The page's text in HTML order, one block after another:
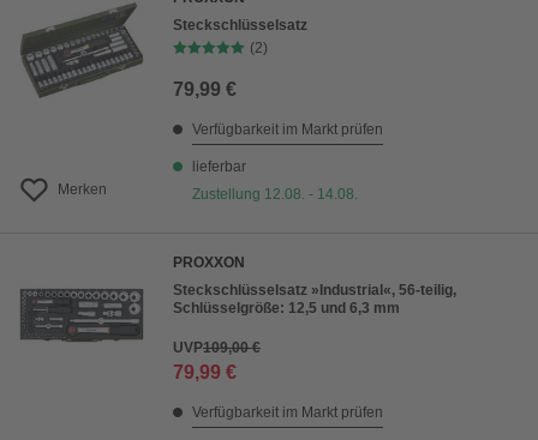
Merken
Steckschlüsselsatz
(2)
79,99 €
Verfügbarkeit im Markt prüfen
lieferbar
Zustellung 12.08. - 14.08.
PROXXON
Steckschlüsselsatz »Industrial«, 56-teilig,
Schlüsselgröße: 12,5 und 6,3 mm
UVP109,00 €
79,99 €
Verfügbarkeit im Markt prüfen